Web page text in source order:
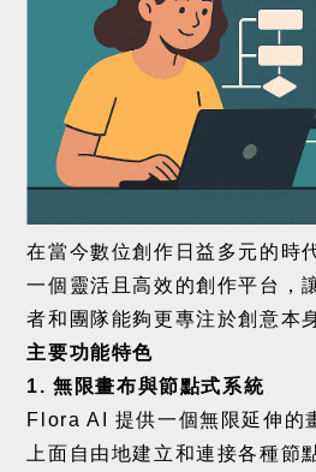
在當今數位創作日益多元的時
一個靈活且高效的創作平台，
者和團隊能夠更專注於創意本
主要功能特色
1.無限畫布與節點式系統
Flora AI 提供一個無限延伸的
上面自由地建立和連接各種節